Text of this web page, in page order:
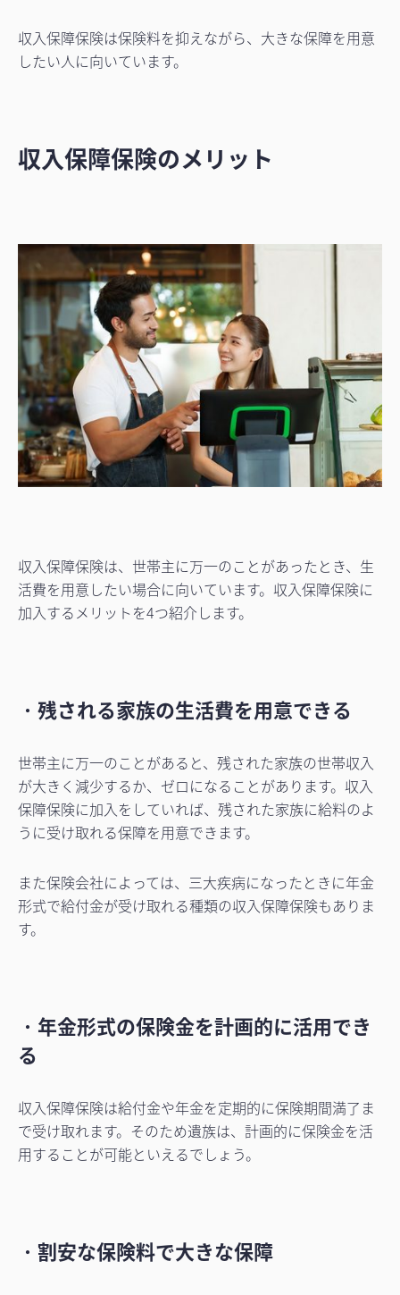
収入保障保険は保険料を抑えながら、大きな保障を用意
したい人に向いています。
収入保障保険のメリット
収入保障保険は、世帯主に万一のことがあったとき、生
活費を用意したい場合に向いています。収入保障保険に
加入するメリットを4つ紹介します。
・ 残される家族の生活費を用意できる
世帯主に万一のことがあると、残された家族の世帯収入
が大きく減少するか、ゼロになることがあります。収入
保障保険に加入をしていれば、残された家族に給料のよ
うに受け取れる保障を用意できます。
また保険会社によっては、三大疾病になったときに年金
形式で給付金が受け取れる種類の収入保障保険もありま
す。
・ 年金形式の保険金を計画的に活用でき
る
収入保障保険は給付金や年金を定期的に保険期間満了ま
で受け取れます。そのため遺族は、計画的に保険金を活
用することが可能といえるでしょう。
・ 割安な保険料で大きな保障